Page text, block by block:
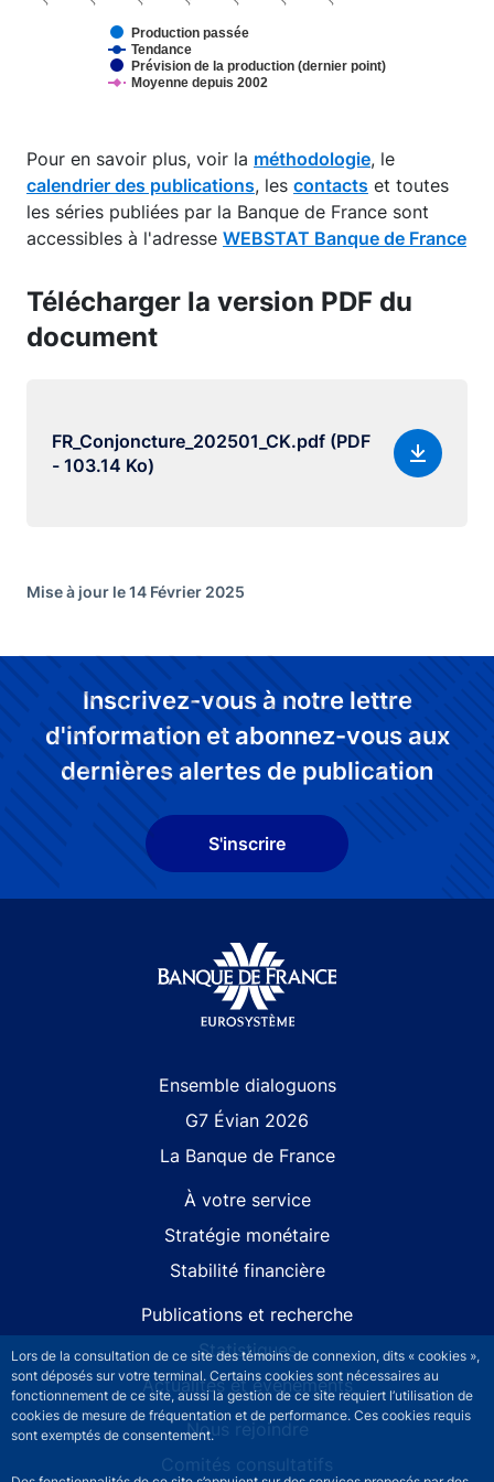
Lors de la consultation de ce site des témoins de connexion, dits « cookies »,
sont déposés sur votre terminal. Certains cookies sont nécessaires au
fonctionnement de ce site, aussi la gestion de ce site requiert l’utilisation de
cookies de mesure de fréquentation et de performance. Ces cookies requis
sont exemptés de consentement.
Production passée
Tendance
Prévision de la production (dernier point)
Moyenne depuis 2002
Pour en savoir plus, voir la méthodologie, le
calendrier des publications, les contacts et toutes
les séries publiées par la Banque de France sont
accessibles à l'adresse WEBSTAT Banque de France
Télécharger la version PDF du
document
FR_Conjoncture_202501_CK.pdf (PDF
- 103.14 Ko)
Mise à jour le 14 Février 2025
Inscrivez-vous à notre lettre
d'information et abonnez-vous aux
dernières alertes de publication
S'inscrire
Ensemble dialoguons
G7 Évian 2026
La Banque de France
À votre service
Stratégie monétaire
Stabilité financière
Publications et recherche
Statistiques
Actualités et événements
Nous rejoindre
Comités consultatifs